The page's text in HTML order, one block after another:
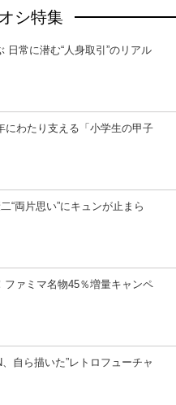
シ特集
日常に潜む“人身取引”のリアル
にわたり支える「小学生の甲子
“両片思い”にキュンが止まら
ファミマ名物45％増量キャンペ
自ら描いた”レトロフューチャ